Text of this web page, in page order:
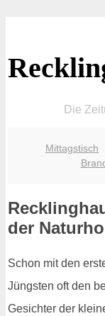
Die
Mittagstisch
der
Schon mit den
Jüngsten oft den
Gesichter der